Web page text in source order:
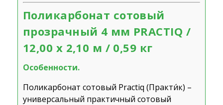
Поликарбонат сотовый
прозрачный 4 мм PRACTIQ /
12,00 х 2,10 м / 0,59 кг
Особенности.
Поликарбонат сотовый Practiq (Практи́к) –
универсальный практичный сотовый